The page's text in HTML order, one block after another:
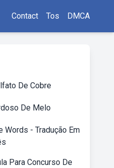
Contact Tos DMCA
De Cobre
De Melo
Words - Tradução Em
Para Concurso De